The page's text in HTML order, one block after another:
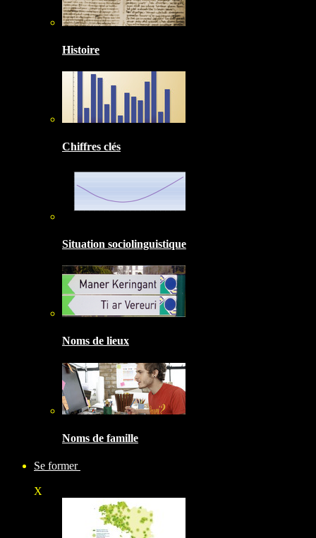
Histoire
Chiffres clés
Situation sociolinguistique
Noms de lieux
Noms de famille
Se former
X